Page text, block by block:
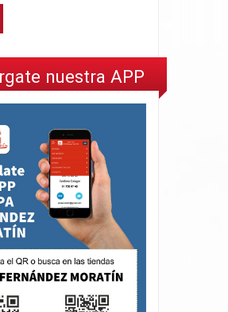
nuestra APP